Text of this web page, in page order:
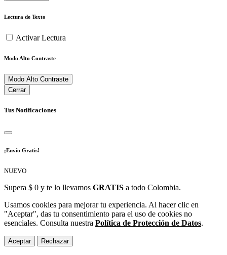
Lectura de Texto
Activar Lectura
Modo Alto Contraste
Modo Alto Contraste
Cerrar
Tus Notificaciones
¡Envío Gratis!
NUEVO
Supera $ 0 y te lo llevamos GRATIS a todo Colombia.
Usamos cookies para mejorar tu experiencia. Al hacer clic en
"Aceptar", das tu consentimiento para el uso de cookies no
esenciales. Consulta nuestra Política de Protección de Datos.
Aceptar Rechazar